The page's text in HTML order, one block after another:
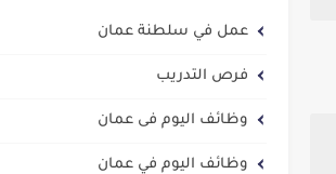
عمل في سلطنة عمان
فرص التدريب
وظائف اليوم فى عمان
وظائف اليوم في عمان